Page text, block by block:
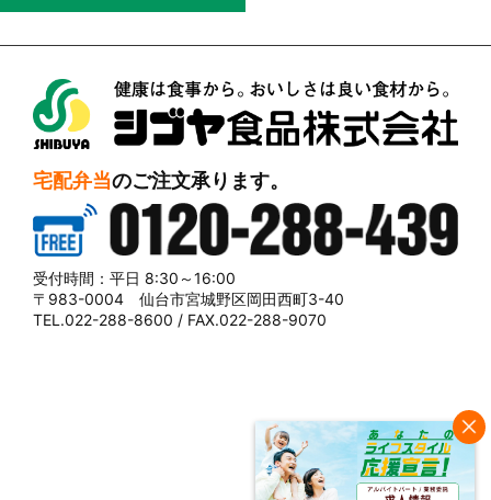
宅配弁当のご注文承ります。
0120-288-439
受付時間：平日 8:30～16:00
〒983-0004 仙台市宮城野区岡田西町3-40
TEL.022-288-8600 / FAX.022-288-9070